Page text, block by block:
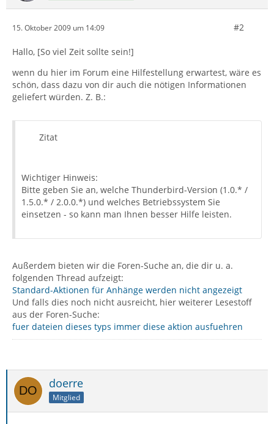
15. Oktober 2009 um 14:09 #2
Hallo, [So viel Zeit sollte sein!]
wenn du hier im Forum eine Hilfestellung erwartest, wäre es
schön, dass dazu von dir auch die nötigen Informationen
geliefert würden. Z. B.:
Zitat
Wichtiger Hinweis:
Bitte geben Sie an, welche Thunderbird-Version (1.0.* /
1.5.0.* / 2.0.0.*) und welches Betriebssystem Sie
einsetzen - so kann man Ihnen besser Hilfe leisten.
Außerdem bieten wir die Foren-Suche an, die dir u. a.
folgenden Thread aufzeigt:
Standard-Aktionen für Anhänge werden nicht angezeigt
Und falls dies noch nicht ausreicht, hier weiterer Lesestoff
aus der Foren-Suche:
fuer dateien dieses typs immer diese aktion ausfuehren
doerre
Mitglied